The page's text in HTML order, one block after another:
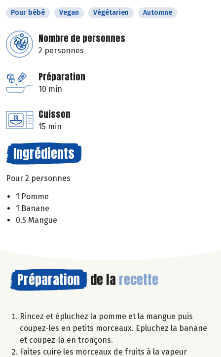
Pour bébé Vegan Végétarien Automne
Nombre de personnes
2 personnes
Préparation
10 min
Cuisson
15 min
Ingrédients
Pour 2 personnes
1 Pomme
1 Banane
0.5 Mangue
Préparation de la recette
Rincez et épluchez la pomme et la mangue puis
coupez-les en petits morceaux. Epluchez la banane
et coupez-la en tronçons.
Faites cuire les morceaux de fruits à la vapeur